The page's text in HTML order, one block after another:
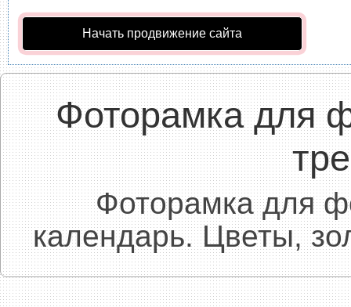
Начать продвижение сайта
Фоторамка для
Фоторамка для
календарь. Цветы,